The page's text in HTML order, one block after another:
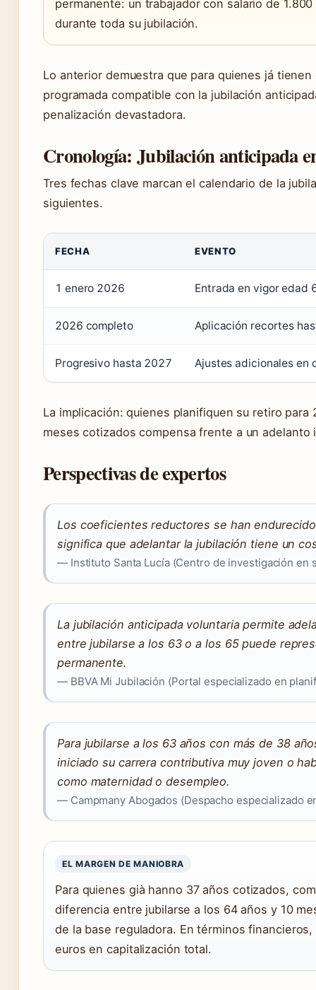
permanente: un trabajador con salario de
durante toda su jubilación.
Lo anterior demuestra que para quienes já
programada compatible con la jubilación
penalización devastadora.
Cronología: Jubilación anticipada
Tres fechas clave marcan el calendario de la
siguientes.
FECHA EVENTO
1 enero 2026 Entrada en vigor edad
2026 completo Aplicación recortes
Progresivo hasta 2027 Ajustes adicionales en
La implicación: quienes planifiquen su retiro
meses cotizados compensa frente a un adelanto
Perspectivas de expertos
Los coeficientes reductores se han
significa que adelantar la jubilación tiene un
— Instituto Santa Lucía (Centro de investigación en
La jubilación anticipada voluntaria permite
entre jubilarse a los 63 o a los 65 puede
permanente.
— BBVA Mi Jubilación (Portal especializado en
Para jubilarse a los 63 años con más de 38
iniciado su carrera contributiva muy joven o
como maternidad o desempleo.
— Campmany Abogados (Despacho especializado
EL MARGEN DE MANIOBRA
Para quienes già hanno 37 años cotizados,
diferencia entre jubilarse a los 64 años y 10
de la base reguladora. En términos
euros en capitalización total.